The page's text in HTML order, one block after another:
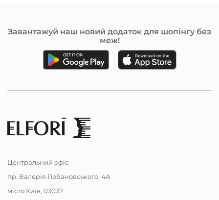
Завантажуй наш новий додаток для шопінгу без
меж!
Центральний офіс
пр. Валерія Лобановського, 4А
місто Київ, 03037